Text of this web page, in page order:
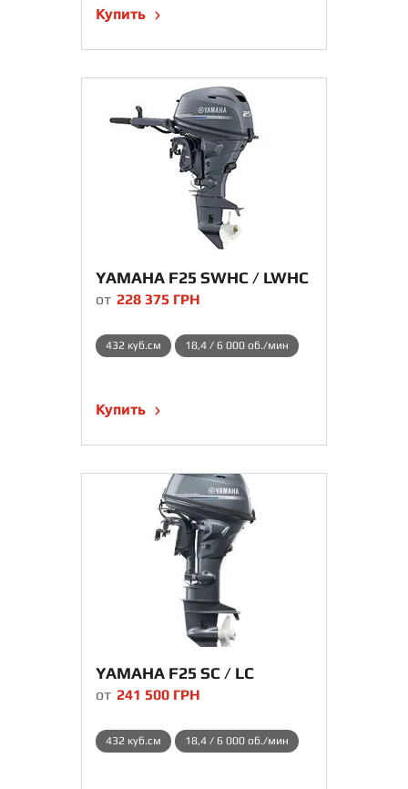
Купить
YAMAHA F25 SWHC / LWHC
от 228 375 ГРН
432 куб.см 18,4 / 6 000 об./мин
Купить
YAMAHA F25 SC / LC
от 241 500 ГРН
432 куб.см 18,4 / 6 000 об./мин